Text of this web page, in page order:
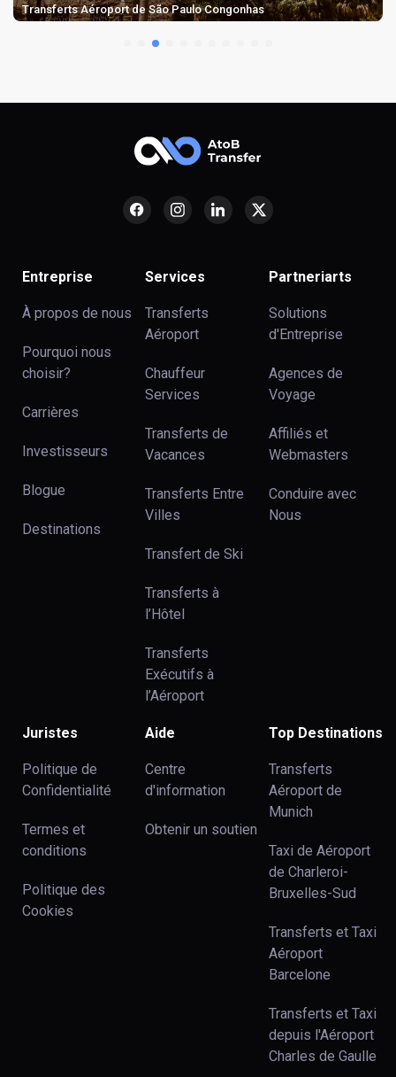
Transferts Aéroport de São Paulo Congonhas
Entreprise
À propos de nous
Pourquoi nous
choisir?
Carrières
Investisseurs
Blogue
Destinations
Services
Transferts
Aéroport
Chauffeur
Services
Transferts de
Vacances
Transferts Entre
Villes
Transfert de Ski
Transferts à
l’Hôtel
Transferts
Exécutifs à
l’Aéroport
Partneriarts
Solutions
d'Entreprise
Agences de
Voyage
Affiliés et
Webmasters
Conduire avec
Nous
Juristes
Politique de
Confidentialité
Termes et
conditions
Politique des
Cookies
Aide
Centre
d'information
Obtenir un soutien
Top Destinations
Transferts
Aéroport de
Munich
Taxi de Aéroport
de Charleroi-
Bruxelles-Sud
Transferts et Taxi
Aéroport
Barcelone
Transferts et Taxi
depuis l'Aéroport
Charles de Gaulle